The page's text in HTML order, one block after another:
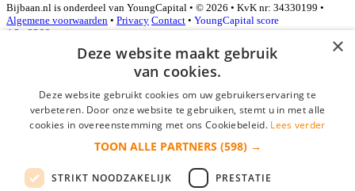
Bijbaan.nl is onderdeel van YoungCapital • © 2026 • KvK nr: 34330199 •
Algemene voorwaarden • Privacy Contact • YoungCapital score
4.3 - 3366 reviews
Inloggen als bedrijf
*
login gegevens onthouden
×
Deze website maakt gebruik
van cookies.
Deze website gebruikt cookies om uw gebruikerservaring te
verbeteren. Door onze website te gebruiken, stemt u in met alle
cookies in overeenstemming met ons Cookiebeleid. Lees verder
TOON ALLE PARTNERS (598) →
STRIKT NOODZAKELIJK PRESTATIE